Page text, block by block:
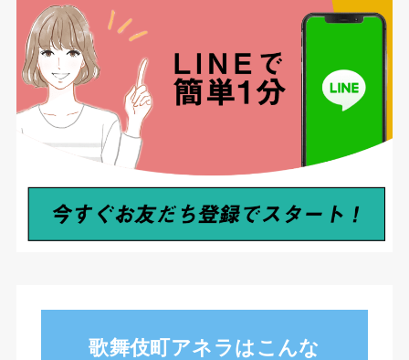
歌舞伎町アネラはこんな